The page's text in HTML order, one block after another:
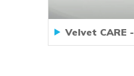
Velvet CARE